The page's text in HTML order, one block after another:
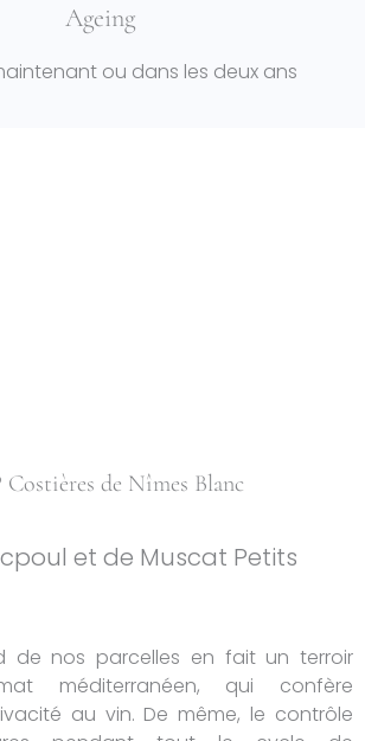
Ageing
ou dans les deux ans
de Nîmes Blanc
et de Muscat Petits
de nos parcelles en fait un terroir
méditerranéen, qui confère
au vin. De même, le contrôle